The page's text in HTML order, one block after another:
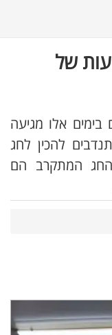
של
אלו מגיעה
להכין לחג
המתקרב הם